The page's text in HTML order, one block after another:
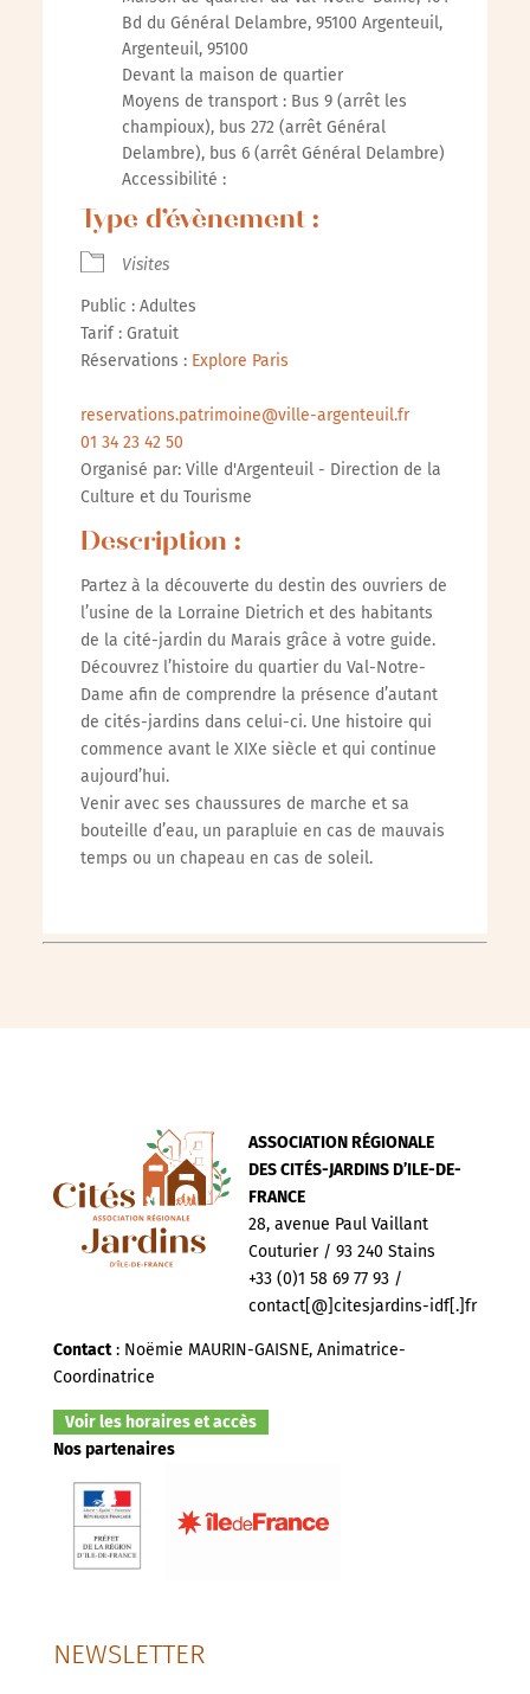
Bd du Général Delambre, 95100 Argenteuil,
Argenteuil, 95100
Devant la maison de quartier
Moyens de transport : Bus 9 (arrêt les
champioux), bus 272 (arrêt Général
Delambre), bus 6 (arrêt Général Delambre)
Accessibilité :
Type d’évènement :
Visites
Public : Adultes
Tarif : Gratuit
Réservations : Explore Paris
reservations.patrimoine@ville-argenteuil.fr
01 34 23 42 50
Organisé par: Ville d'Argenteuil - Direction de la
Culture et du Tourisme
Description :
Partez à la découverte du destin des ouvriers de
l’usine de la Lorraine Dietrich et des habitants
de la cité-jardin du Marais grâce à votre guide.
Découvrez l’histoire du quartier du Val-Notre-
Dame afin de comprendre la présence d’autant
de cités-jardins dans celui-ci. Une histoire qui
commence avant le XIXe siècle et qui continue
aujourd’hui.
Venir avec ses chaussures de marche et sa
bouteille d’eau, un parapluie en cas de mauvais
temps ou un chapeau en cas de soleil.
ASSOCIATION RÉGIONALE
DES CITÉS-JARDINS D’ILE-DE-
FRANCE
28, avenue Paul Vaillant
Couturier / 93 240 Stains
+33 (0)1 58 69 77 93 /
contact[@]citesjardins-idf[.]fr
Contact: Noëmie MAURIN-GAISNE, Animatrice-
Coordinatrice
Voir les horaires et accès
Nos partenaires
NEWSLETTER